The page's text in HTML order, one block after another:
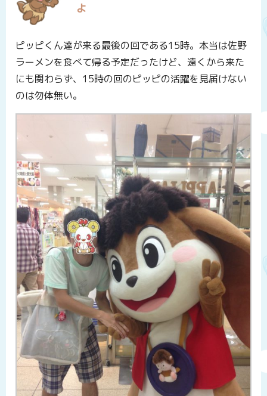
よ
ピッピくん達が来る最後の回である15時。本当は佐野
ラーメンを食べて帰る予定だったけど、遠くから来た
にも関わらず、15時の回のピッピの活躍を見届けない
のは勿体無い。